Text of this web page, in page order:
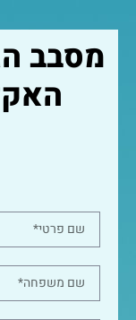
מסבב